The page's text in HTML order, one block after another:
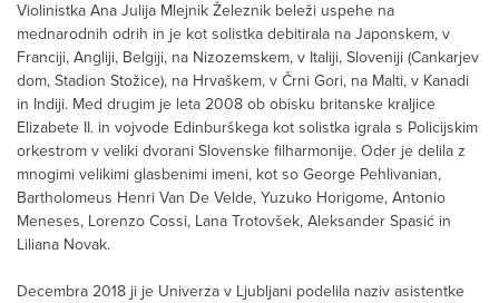
Violinistka Ana Julija Mlejnik Železnik beleži uspehe na
mednarodnih odrih in je kot solistka debitirala na Japonskem, v
Franciji, Angliji, Belgiji, na Nizozemskem, v Italiji, Sloveniji (Cankarjev
dom, Stadion Stožice), na Hrvaškem, v Črni Gori, na Malti, v Kanadi
in Indiji. Med drugim je leta 2008 ob obisku britanske kraljice
Elizabete II. in vojvode Edinburškega kot solistka igrala s Policijskim
orkestrom v veliki dvorani Slovenske filharmonije. Oder je delila z
mnogimi velikimi glasbenimi imeni, kot so George Pehlivanian,
Bartholomeus Henri Van De Velde, Yuzuko Horigome, Antonio
Meneses, Lorenzo Cossi, Lana Trotovšek, Aleksander Spasić in
Liliana Novak.
Decembra 2018 ji je Univerza v Ljubljani podelila naziv asistentke